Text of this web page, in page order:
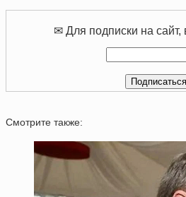
✉ Для подписки на сайт,
Смотрите также: